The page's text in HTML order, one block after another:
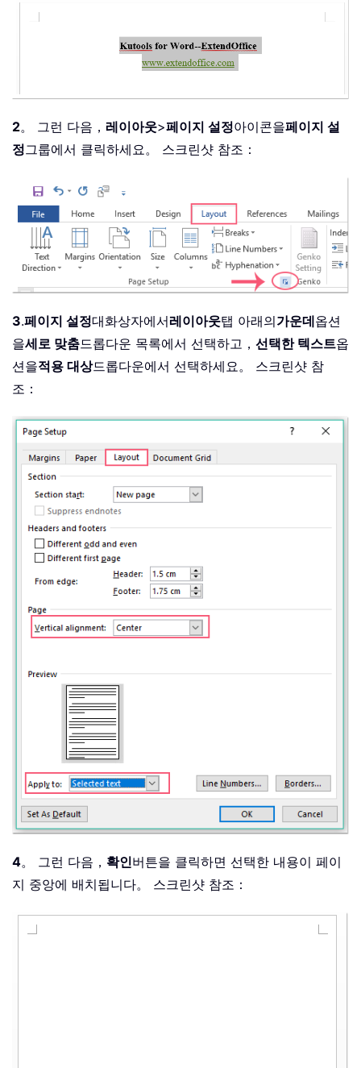
2。 그런 다음， 레이아웃>페이지 설정아이콘을페이지 설
정그룹에서 클릭하세요。 스크린샷 참조：
3.페이지 설정대화상자에서레이아웃탭 아래의가운데옵션
을세로 맞춤드롭다운 목록에서 선택하고， 선택한 텍스트옵
션을적용 대상드롭다운에서 선택하세요。 스크린샷 참
조：
4。 그런 다음， 확인버튼을 클릭하면 선택한 내용이 페이
지 중앙에 배치됩니다。 스크린샷 참조：